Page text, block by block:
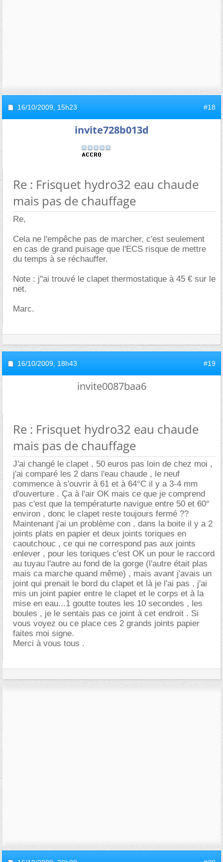
16/10/2009, 15h23 #18
invite728b013d
Re : Frisquet hydro32 eau chaude
mais pas de chauffage
Re,
Cela ne l'empêche pas de marcher, c'est seulement
en cas de grand puisage que l'ECS risque de mettre
du temps à se réchauffer.
Note : j''ai trouvé le clapet thermostatique à 45 € sur le
net.
Marc.
16/10/2009, 18h43 #19
invite0087baa6
Re : Frisquet hydro32 eau chaude
mais pas de chauffage
J'ai changé le clapet , 50 euros pas loin de chez moi ,
j'ai comparé les 2 dans l'eau chaude , le neuf
commence à s'ouvrir à 61 et à 64°C il y a 3-4 mm
d'ouverture . Ça à l'air OK mais ce que je comprend
pas c'est que la températurte navigue entre 50 et 60°
environ , donc le clapet reste toujours fermé ??
Maintenant j'ai un problème con , dans la boite il y a 2
joints plats en papier et deux joints toriques en
caoutchouc , ce qui ne correspond pas aux joints
enlever , pour les toriques c'est OK un pour le raccord
au tuyau l'autre au fond de la gorge (l'autre était plas
mais ca marche quand même) , mais avant j'avais un
joint qui prenait le bord du clapet et là je l'ai pas , j'ai
mis un joint papier entre le clapet et le corps et à la
mise en eau...1 goutte toutes les 10 secondes , les
boules , je le sentais pas ce joint à cet endroit . Si
vous voyez ou ce place ces 2 grands joints papier
faites moi signe.
Merci à vous tous .